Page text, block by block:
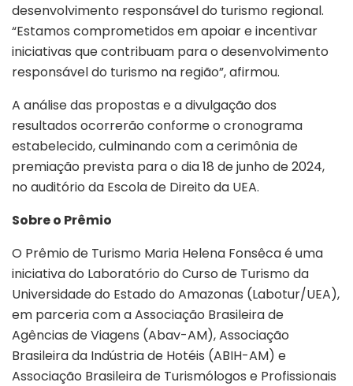
desenvolvimento responsável do turismo regional.
“Estamos comprometidos em apoiar e incentivar
iniciativas que contribuam para o desenvolvimento
responsável do turismo na região”, afirmou.
A análise das propostas e a divulgação dos
resultados ocorrerão conforme o cronograma
estabelecido, culminando com a cerimônia de
premiação prevista para o dia 18 de junho de 2024,
no auditório da Escola de Direito da UEA.
Sobre o Prêmio
O Prêmio de Turismo Maria Helena Fonsêca é uma
iniciativa do Laboratório do Curso de Turismo da
Universidade do Estado do Amazonas (Labotur/UEA),
em parceria com a Associação Brasileira de
Agências de Viagens (Abav-AM), Associação
Brasileira da Indústria de Hotéis (ABIH-AM) e
Associação Brasileira de Turismólogos e Profissionais